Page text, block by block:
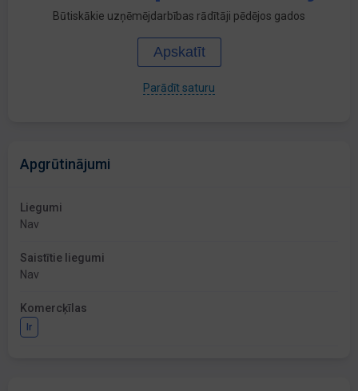
Būtiskākie uzņēmējdarbības rādītāji pēdējos gados
Apskatīt
Parādīt saturu
Apgrūtinājumi
Liegumi
Nav
Saistītie liegumi
Nav
Komercķīlas
Ir